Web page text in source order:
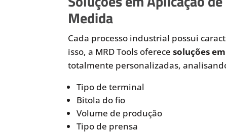
Medida
Cada processo industrial possui
isso, a MRD Tools oferecesoluções
totalmente personalizadas,
Tipo de terminal
Bitola do fio
Volume de produção
Tipo de prensa